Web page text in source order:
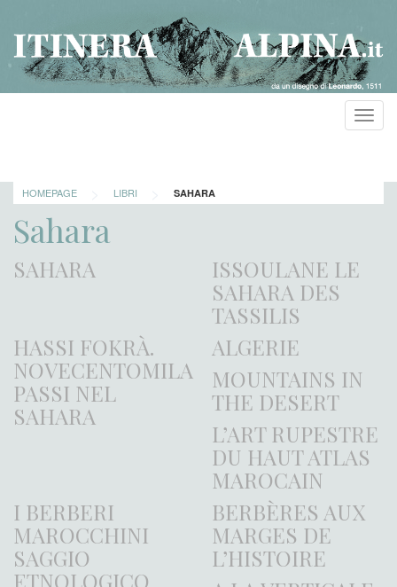
HOMEPAGE LIBRI SAHARA
Sahara
SAHARA
ISSOULANE LE
SAHARA DES
TASSILIS
HASSI FOKRÀ.
NOVECENTOMILA
PASSI NEL
SAHARA
ALGERIE
MOUNTAINS IN
THE DESERT
L’ART RUPESTRE
DU HAUT ATLAS
MAROCAIN
I BERBERI
MAROCCHINI
SAGGIO
ETNOLOGICO
BERBÈRES AUX
MARGES DE
L’HISTOIRE